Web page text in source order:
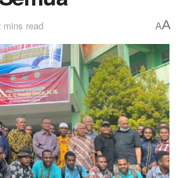
mins read AA